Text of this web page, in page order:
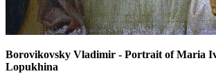
Borovikovsky Vladimir - Portrait of Maria
Lopukhina